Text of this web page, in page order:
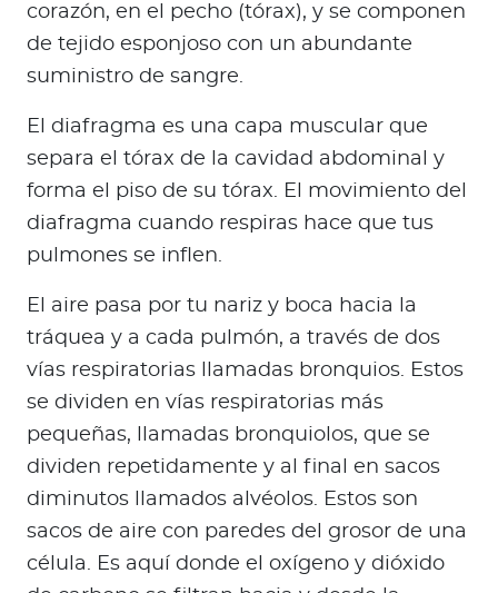
corazón, en el pecho (tórax), y se componen
de tejido esponjoso con un abundante
suministro de sangre.
El diafragma es una capa muscular que
separa el tórax de la cavidad abdominal y
forma el piso de su tórax. El movimiento del
diafragma cuando respiras hace que tus
pulmones se inflen.
El aire pasa por tu nariz y boca hacia la
tráquea y a cada pulmón, a través de dos
vías respiratorias llamadas bronquios. Estos
se dividen en vías respiratorias más
pequeñas, llamadas bronquiolos, que se
dividen repetidamente y al final en sacos
diminutos llamados alvéolos. Estos son
sacos de aire con paredes del grosor de una
célula. Es aquí donde el oxígeno y dióxido